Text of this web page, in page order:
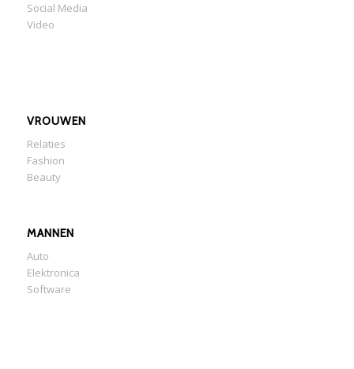
Social Media
Video
VROUWEN
Relaties
Fashion
Beauty
MANNEN
Auto
Elektronica
Software